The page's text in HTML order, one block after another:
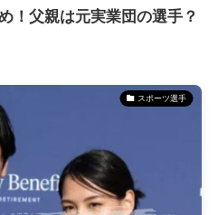
！父親は元実業団の選手？
スポーツ選手